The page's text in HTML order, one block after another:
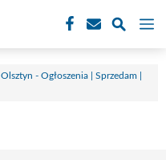
Olsztyn - Ogłoszenia | Sprzedam |